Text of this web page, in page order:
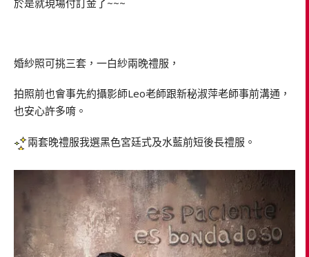
婚紗照可挑三套，一白紗兩晚禮服，
拍照前也會事先約攝影師Leo老師跟新秘淑萍老師事前溝通，
也安心許多唷。
兩套晚禮服我選黑色宮廷式及水藍前短後長禮服。